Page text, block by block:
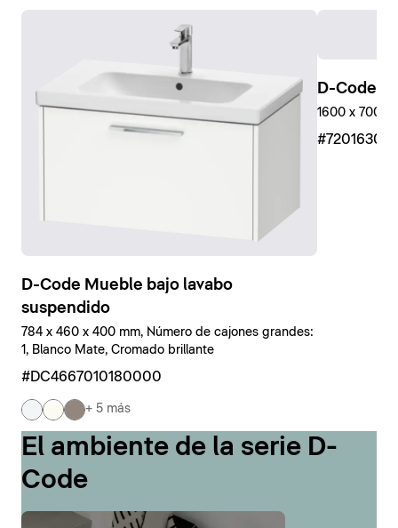
D-Code Mueble bajo lavabo
suspendido
784 x 460 x 400 mm, Número de cajones grandes:
1, Blanco Mate, Cromado brillante
#DC4667010180000
+ 5 más
D-Code
1600 x 700
El ambiente de la serie D-
Code